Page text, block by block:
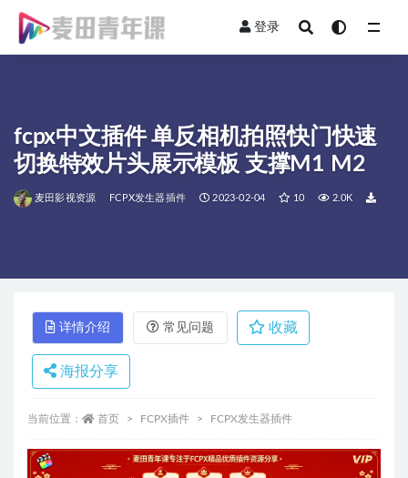
登录
fcpx中文插件 单反相机拍照快门快速
切换特效片头展示模板 支撑M1 M2
麦田影视资源 FCPX发生器插件 2023-02-04 10 2.0K
详情介绍 常见问题 收藏
海报分享
当前位置： 首页 FCPX插件 FCPX发生器插件